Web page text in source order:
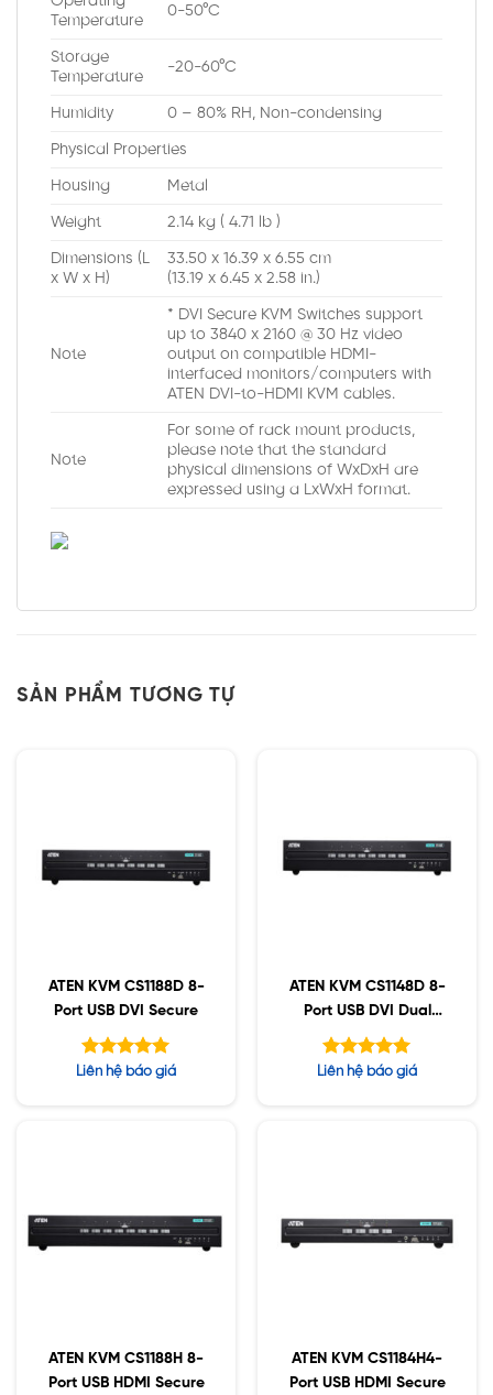
Temperature
0-50°C
Storage
Temperature
-20-60°C
Humidity 0 – 80% RH, Non-condensing
Physical Properties
Housing Metal
Weight 2.14 kg ( 4.71 lb )
Dimensions (L
x W x H)
33.50 x 16.39 x 6.55 cm
(13.19 x 6.45 x 2.58 in.)
Note
* DVI Secure KVM Switches support
up to 3840 x 2160 @ 30 Hz video
output on compatible HDMI-
interfaced monitors/computers with
ATEN DVI-to-HDMI KVM cables.
Note
For some of rack mount products,
please note that the standard
physical dimensions of WxDxH are
expressed using a LxWxH format.
SẢN PHẨM TƯƠNG TỰ
ATEN KVM CS1188D 8-
Port USB DVI Secure
Được xếp
Liên hệ báo giá
ATEN KVM CS1148D 8-
Port USB DVI Dual
Display Secure
Được xếp
Liên hệ báo giá
ATEN KVM CS1188H 8-
Port USB HDMI Secure
ATEN KVM CS1184H4-
Port USB HDMI Secure